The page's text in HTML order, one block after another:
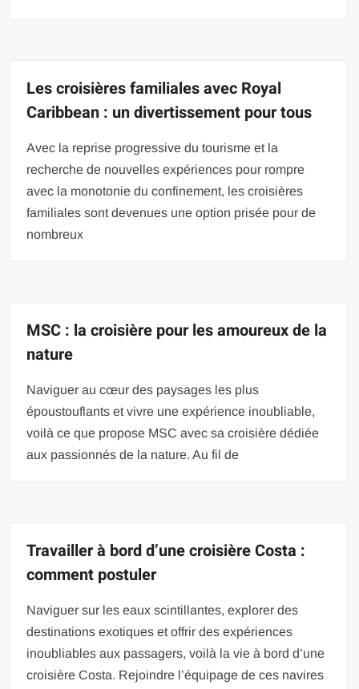
Les croisières familiales avec Royal
Caribbean : un divertissement pour tous
Avec la reprise progressive du tourisme et la
recherche de nouvelles expériences pour rompre
avec la monotonie du confinement, les croisières
familiales sont devenues une option prisée pour de
nombreux
MSC : la croisière pour les amoureux de la
nature
Naviguer au cœur des paysages les plus
époustouflants et vivre une expérience inoubliable,
voilà ce que propose MSC avec sa croisière dédiée
aux passionnés de la nature. Au fil de
Travailler à bord d’une croisière Costa :
comment postuler
Naviguer sur les eaux scintillantes, explorer des
destinations exotiques et offrir des expériences
inoubliables aux passagers, voilà la vie à bord d’une
croisière Costa. Rejoindre l’équipage de ces navires